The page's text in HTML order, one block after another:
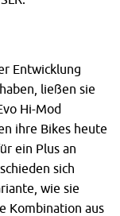
Entwicklung
ließen sie
Hi-Mod
ihre Bikes heute
ein Plus an
sich
wie sie
Kombination aus